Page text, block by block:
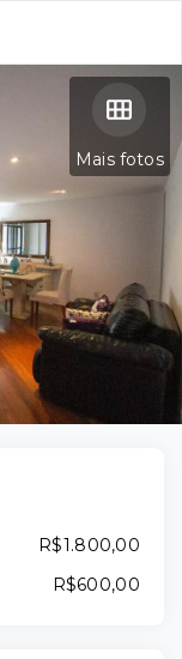
Mais fotos
R$1.800,00
R$600,00